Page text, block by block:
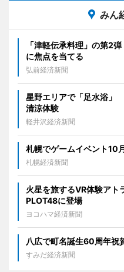
みん
「津軽伝承料理」の第2
に焦点を当てる
弘前経済新聞
星野エリアで「足水浴」
清涼体験
軽井沢経済新聞
札幌でゲームイベント
札幌経済新聞
火星を旅するVR体験ア
PLOT48に登場
ヨコハマ経済新聞
八広で町名誕生60周年
すみだ経済新聞